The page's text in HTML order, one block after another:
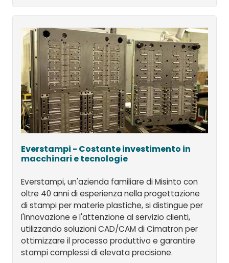
Everstampi - Costante investimento in
macchinari e tecnologie
Everstampi, un'azienda familiare di Misinto con
oltre 40 anni di esperienza nella progettazione
di stampi per materie plastiche, si distingue per
l'innovazione e l'attenzione al servizio clienti,
utilizzando soluzioni CAD/CAM di Cimatron per
ottimizzare il processo produttivo e garantire
stampi complessi di elevata precisione.